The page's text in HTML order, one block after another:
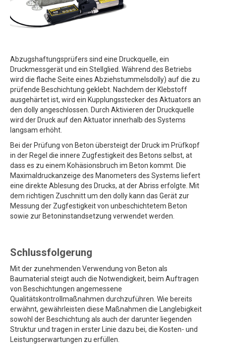
Abzugshaftungsprüfers sind eine Druckquelle, ein
Druckmessgerät und ein Stellglied. Während des Betriebs
wird die flache Seite eines Abziehstummelsdolly) auf die zu
prüfende Beschichtung geklebt. Nachdem der Klebstoff
ausgehärtet ist, wird ein Kupplungsstecker des Aktuators an
den dolly angeschlossen. Durch Aktivieren der Druckquelle
wird der Druck auf den Aktuator innerhalb des Systems
langsam erhöht.
Bei der Prüfung von Beton übersteigt der Druck im Prüfkopf
in der Regel die innere Zugfestigkeit des Betons selbst, at
dass es zu einem Kohäsionsbruch im Beton kommt. Die
Maximaldruckanzeige des Manometers des Systems liefert
eine direkte Ablesung des Drucks, at der Abriss erfolgte. Mit
dem richtigen Zuschnitt um den dolly kann das Gerät zur
Messung der Zugfestigkeit von unbeschichtetem Beton
sowie zur Betoninstandsetzung verwendet werden.
Schlussfolgerung
Mit der zunehmenden Verwendung von Beton als
Baumaterial steigt auch die Notwendigkeit, beim Auftragen
von Beschichtungen angemessene
Qualitätskontrollmaßnahmen durchzuführen. Wie bereits
erwähnt, gewährleisten diese Maßnahmen die Langlebigkeit
sowohl der Beschichtung als auch der darunter liegenden
Struktur und tragen in erster Linie dazu bei, die Kosten- und
Leistungserwartungen zu erfüllen.